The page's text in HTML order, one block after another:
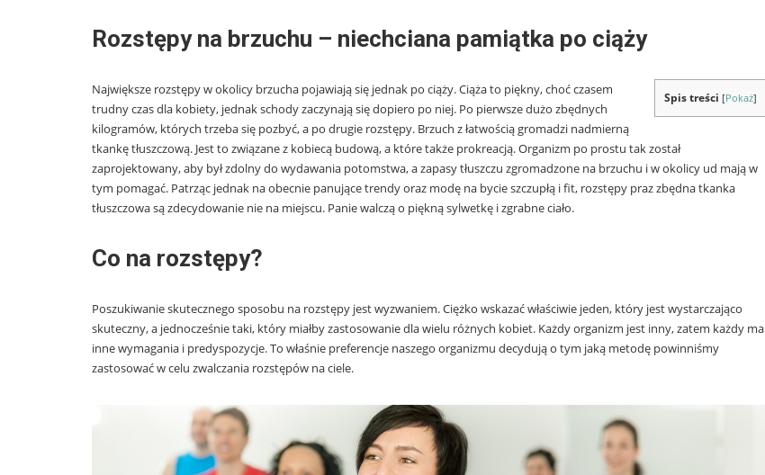
Rozstępy na brzuchu – niechciana pamiątka po ciąży
Spis treści [Pokaż]
Największe rozstępy w okolicy brzucha pojawiają się jednak po ciąży. Ciąża to piękny, choć czasem
trudny czas dla kobiety, jednak schody zaczynają się dopiero po niej. Po pierwsze dużo zbędnych
kilogramów, których trzeba się pozbyć, a po drugie rozstępy. Brzuch z łatwością gromadzi nadmierną
tkankę tłuszczową. Jest to związane z kobiecą budową, a które także prokreacją. Organizm po prostu tak został
zaprojektowany, aby był zdolny do wydawania potomstwa, a zapasy tłuszczu zgromadzone na brzuchu i w okolicy ud mają w
tym pomagać. Patrząc jednak na obecnie panujące trendy oraz modę na bycie szczupłą i fit, rozstępy praz zbędna tkanka
tłuszczowa są zdecydowanie nie na miejscu. Panie walczą o piękną sylwetkę i zgrabne ciało.
Co na rozstępy?
Poszukiwanie skutecznego sposobu na rozstępy jest wyzwaniem. Ciężko wskazać właściwie jeden, który jest wystarczająco
skuteczny, a jednocześnie taki, który miałby zastosowanie dla wielu różnych kobiet. Każdy organizm jest inny, zatem każdy ma
inne wymagania i predyspozycje. To właśnie preferencje naszego organizmu decydują o tym jaką metodę powinniśmy
zastosować w celu zwalczania rozstępów na ciele.